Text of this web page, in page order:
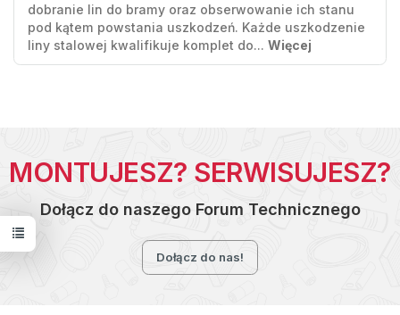
dobranie lin do bramy oraz obserwowanie ich stanu
pod kątem powstania uszkodzeń. Każde uszkodzenie
liny stalowej kwalifikuje komplet do... Więcej
MONTUJESZ? SERWISUJESZ?
Dołącz do naszego Forum Technicznego
Dołącz do nas!